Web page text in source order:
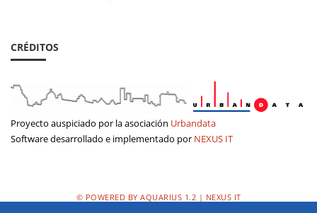
CRÉDITOS
Proyecto auspiciado por la asociación Urbandata
Software desarrollado e implementado por NEXUS IT
© POWERED BY AQUARIUS 1.2 | NEXUS IT